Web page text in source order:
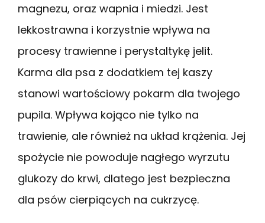
magnezu, oraz wapnia i miedzi. Jest
lekkostrawna i korzystnie wpływa na
procesy trawienne i perystaltykę jelit.
Karma dla psa z dodatkiem tej kaszy
stanowi wartościowy pokarm dla twojego
pupila. Wpływa kojąco nie tylko na
trawienie, ale również na układ krążenia. Jej
spożycie nie powoduje nagłego wyrzutu
glukozy do krwi, dlatego jest bezpieczna
dla psów cierpiących na cukrzycę.